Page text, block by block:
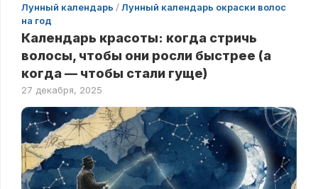
Лунный календарь /Лунный календарь окраски волос
на год
Календарь красоты: когда стричь
волосы, чтобы они росли быстрее (а
когда — чтобы стали гуще)
27 декабря, 2025